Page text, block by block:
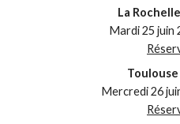
La
Mardi 25 juin
Mercredi 26